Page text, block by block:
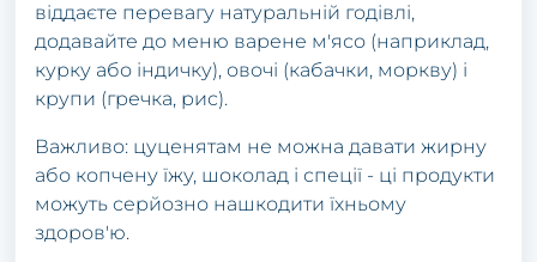
віддаєте перевагу натуральній годівлі,
додавайте до меню варене м'ясо (наприклад,
курку або індичку), овочі (кабачки, моркву) і
крупи (гречка, рис).
Важливо: цуценятам не можна давати жирну
або копчену їжу, шоколад і спеції - ці продукти
можуть серйозно нашкодити їхньому
здоров'ю.